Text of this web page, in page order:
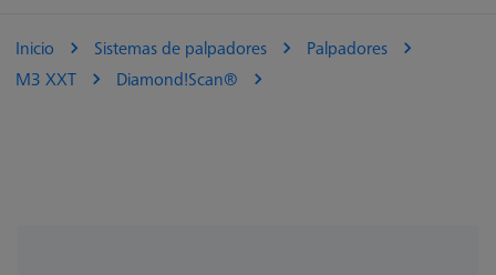
Inicio Sistemas de palpadores
Palpadores
M3 XXT
Diamond!Scan®